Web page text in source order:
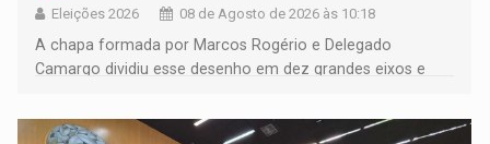
Eleições 2026 08 de Agosto de 2026 às 10:18
A chapa formada por Marcos Rogério e Delegado
Camargo dividiu esse desenho em dez grandes eixos e